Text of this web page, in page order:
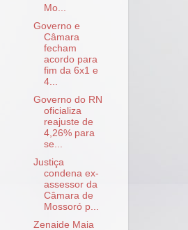
Mo...
Governo e
Câmara
fecham
acordo para
fim da 6x1 e
4...
Governo do RN
oficializa
reajuste de
4,26% para
se...
Justiça
condena ex-
assessor da
Câmara de
Mossoró p...
Zenaide Maia